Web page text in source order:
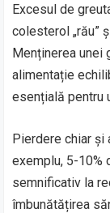
Excesul de
colesterol „rău”
Menținerea unei
alimentație
esențială pentru
Pierdere chiar și
exemplu, 5-10%
semnificativ la
îmbunătățirea